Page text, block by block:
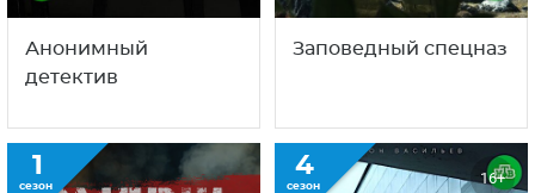
Анонимный
детектив
Заповедный спецназ
1
сезон
4
сезон 16+